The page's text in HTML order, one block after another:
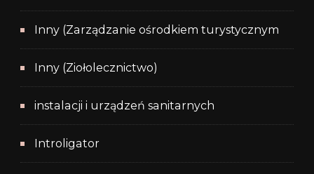
Inny (Zarządzanie ośrodkiem turystycznym
Inny (Ziołolecznictwo)
instalacji i urządzeń sanitarnych
Introligator